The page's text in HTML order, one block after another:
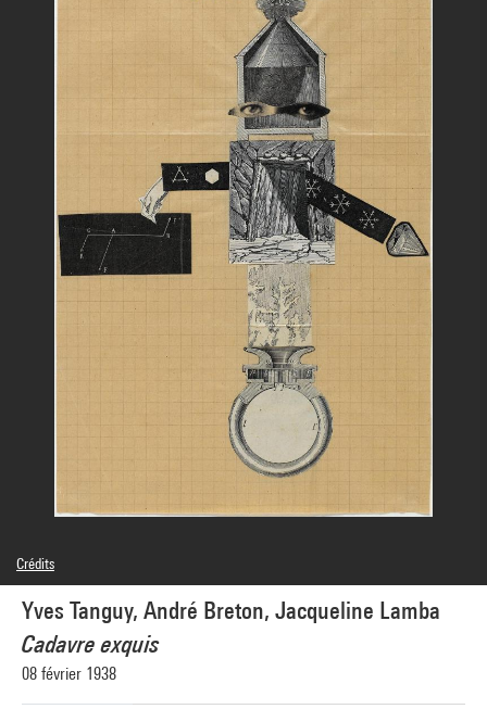
Yves Tanguy, André Breton, Jacqueline Lamba
Cadavre exquis
08 février 1938
Crédits
Domaine public, © Adagp, Paris
Crédit photographique : Centre Pompidou, MNAM-CCI/Philippe Migeat/Dist.
GrandPalaisRmn
Réf. image : 4N02299
Diffusion image :GrandPalaisRmnPhoto